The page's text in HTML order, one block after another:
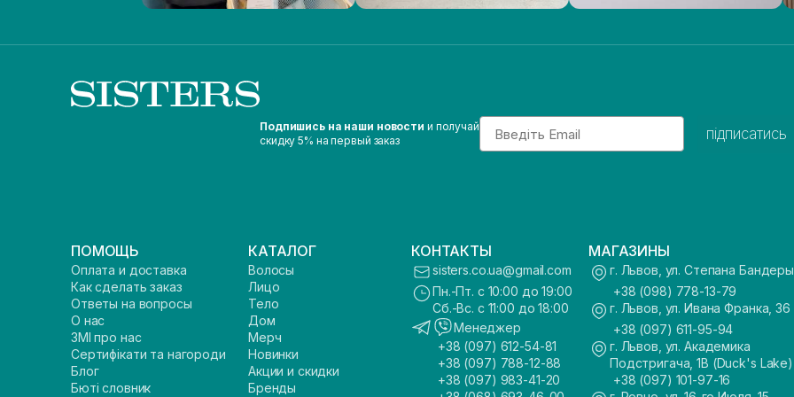
Подпишись на наши новости и получай
скидку 5% на первый заказ
Email
підписатись
ПОМОЩЬ
Оплата и доставка
Как сделать заказ
Ответы на вопросы
О нас
ЗМІ про нас
Сертифікати та нагороди
Блог
Бюті словник
КАТАЛОГ
Волосы
Лицо
Тело
Дом
Мерч
Новинки
Акции и скидки
Бренды
КОНТАКТЫ
sisters.co.ua@gmail.com
Пн.-Пт. с 10:00 до 19:00
Сб.-Вс. с 11:00 до 18:00
Менеджер
+38 (097) 612-54-81
+38 (097) 788-12-88
+38 (097) 983-41-20
МАГАЗИНЫ
г. Львов, ул. Степана
+38 (098) 778-13-79
г. Львов, ул. Ивана Франка, 36
+38 (097) 611-95-94
г. Львов, ул. Академика
Подстригача, 1В (Duck's Lake)
+38 (097) 101-97-16